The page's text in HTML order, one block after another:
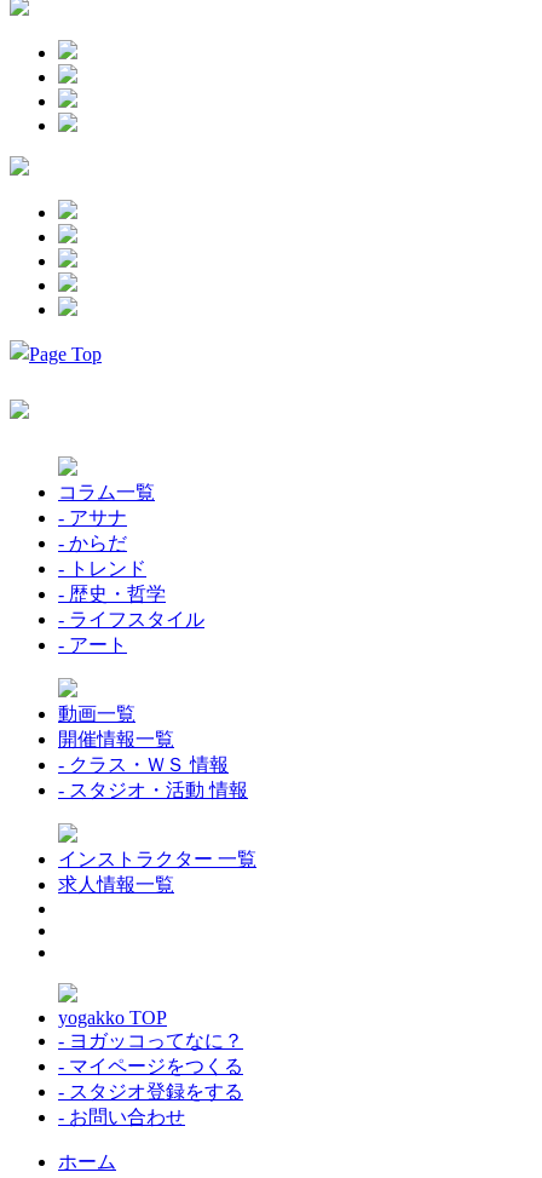
コラム一覧
- アサナ
- からだ
- トレンド
- 歴史・哲学
- ライフスタイル
- アート
動画一覧
開催情報一覧
- クラス・ＷＳ 情報
- スタジオ・活動 情報
インストラクター 一覧
求人情報一覧
yogakko TOP
- ヨガッコってなに？
- マイページをつくる
- スタジオ登録をする
- お問い合わせ
ホーム